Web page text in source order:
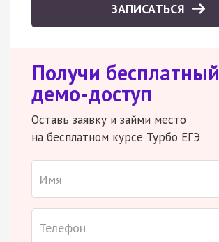
ЗАПИСАТЬСЯ
Получи бесплатный
демо-доступ
Оставь заявку и займи место
на бесплатном курсе Турбо ЕГЭ